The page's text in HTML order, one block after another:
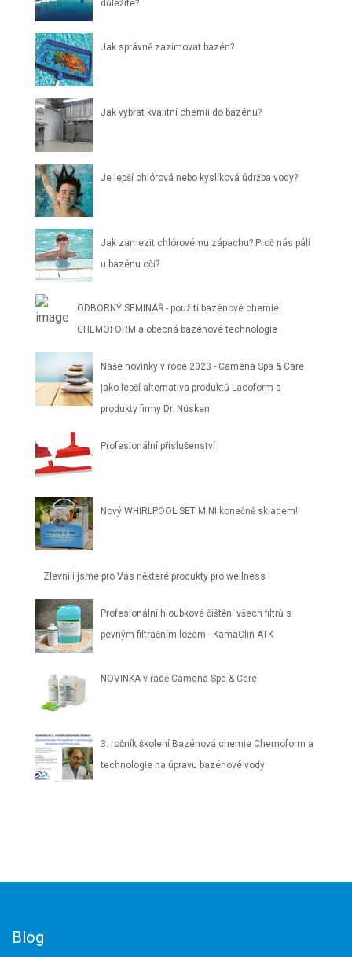
důležité?
Jak správně zazimovat bazén?
Jak vybrat kvalitní chemii do bazénu?
Je lepší chlórová nebo kyslíková údržba vody?
Jak zamezit chlórovému zápachu? Proč nás pálí
u bazénu oči?
ODBORNÝ SEMINÁŘ - použití bazénové chemie
CHEMOFORM a obecná bazénové technologie
Naše novinky v roce 2023 - Camena Spa & Care
jako lepší alternativa produktů Lacoform a
produkty firmy Dr. Nüsken
Profesionální příslušenství
Nový WHIRLPOOL SET MINI konečně skladem!
Zlevnili jsme pro Vás některé produkty pro wellness
Profesionální hloubkové čištění všech filtrů s
pevným filtračním ložem - KamaClin ATK
NOVINKA v řadě Camena Spa & Care
3. ročník školení Bazénová chemie Chemoform a
technologie na úpravu bazénové vody
Blog